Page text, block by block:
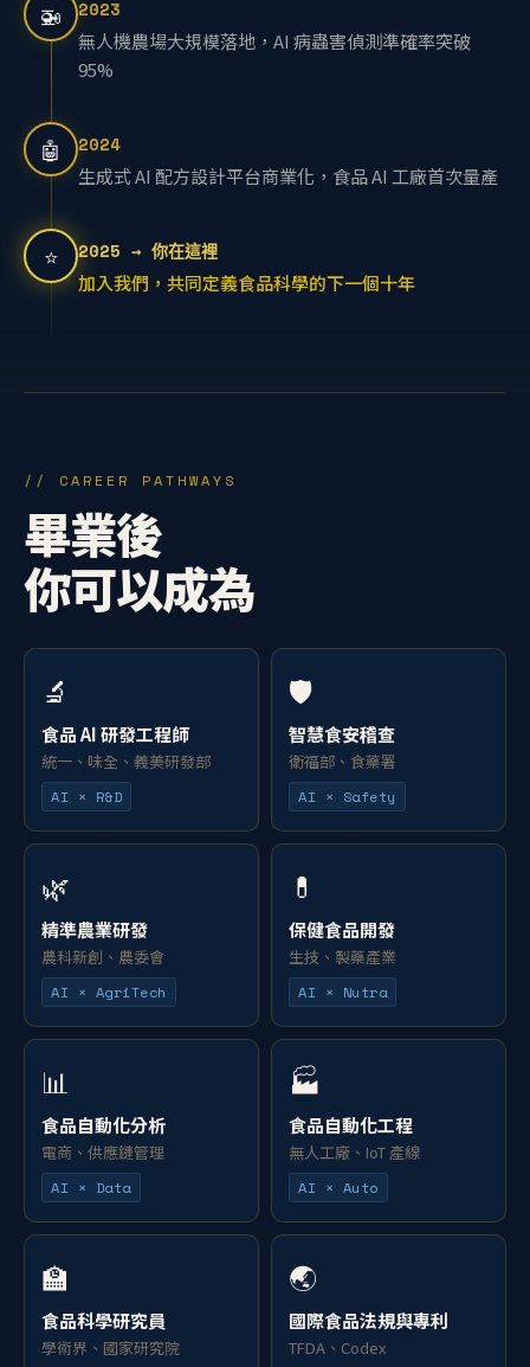
🚁
2023
無人機農場大規模落地，AI 病蟲害偵測準確率突破
95%
🤖
2024
生成式 AI 配方設計平台商業化，食品 AI 工廠首次量產
⭐
2025 → 你在這裡
加入我們，共同定義食品科學的下一個十年
// CAREER PATHWAYS
畢業後
你可以成為
🔬
食品 AI 研發工程師
統一、味全、義美研發部
AI × R&D
🛡️
智慧食安稽查
衛福部、食藥署
AI × Safety
🌿
精準農業研發
農科新創、農委會
AI × AgriTech
💊
保健食品開發
生技、製藥產業
AI × Nutra
📊
食品自動化分析
電商、供應鏈管理
AI × Data
🏭
食品自動化工程
無人工廠、IoT 產線
AI × Auto
🏫
食品科學研究員
學術界、國家研究院
🌏
國際食品法規與專利
TFDA、Codex